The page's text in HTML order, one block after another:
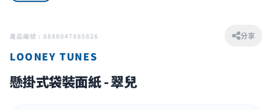
產品編號 : 8888047885826 分享
LOONEY TUNES
懸掛式袋裝面紙 - 翠兒